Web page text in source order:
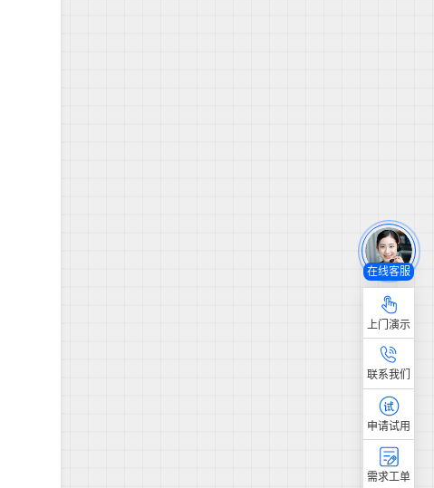
在线客服
上门演示
联系我们
申请试用
需求工单